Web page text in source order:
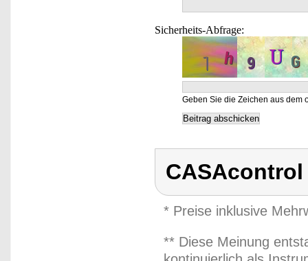
Sicherheits-Abfrage:
Geben Sie die Zeichen aus dem
CASAcontrol
* Preise inklusive
** Diese Meinung